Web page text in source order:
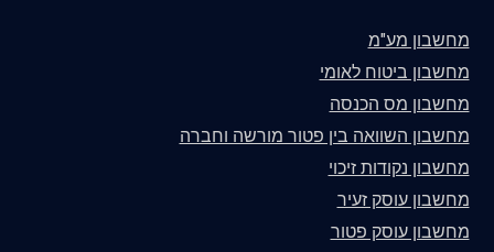
מחשבון מע"מ
מחשבון ביטוח לאומי
מחשבון מס הכנסה
מחשבון השוואה בין פטור מורשה וחברה
מחשבון נקודות זיכוי
מחשבון עוסק זעיר
מחשבון עוסק פטור